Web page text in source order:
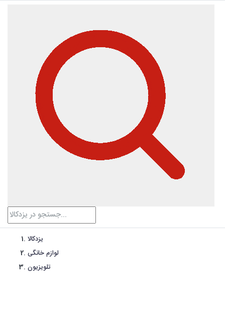
یزدکالا
لوازم خانگی
تلویزیون